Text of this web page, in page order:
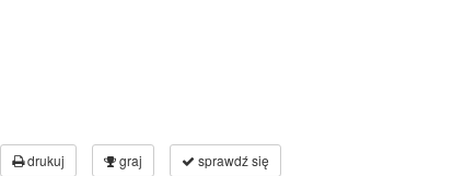
drukuj graj sprawdź się